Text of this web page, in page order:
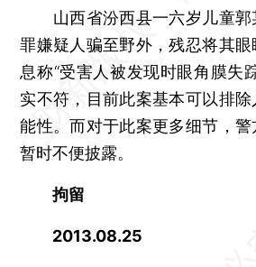
山西省汾西县一六岁儿童郭
罪嫌疑人骗至野外，残忍将其
息称“受害人被发现时眼角膜失
实不符，目前此案基本可以排
能性。而对于此案更多细节，警
暂时不便披露。
拘留
2013.08.25